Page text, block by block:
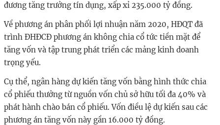
đương tăng trưởng tín dụng, xấp xỉ 235.000 tỷ đồng.
Về phương án phân phối lợi nhuận năm 2020, HĐQT đã
trình ĐHĐCĐ phương án không chia cổ tức tiền mặt để
tăng vốn và tập trung phát triển các mảng kinh doanh
trọng yếu.
Cụ thể, ngân hàng dự kiến tăng vốn bằng hình thức chia
cổ phiếu thưởng từ nguồn vốn chủ sở hữu tối đa 40% và
phát hành chào bán cổ phiếu. Vốn điều lệ dự kiến sau các
phương án tăng vốn này gần 16.000 tỷ đồng.